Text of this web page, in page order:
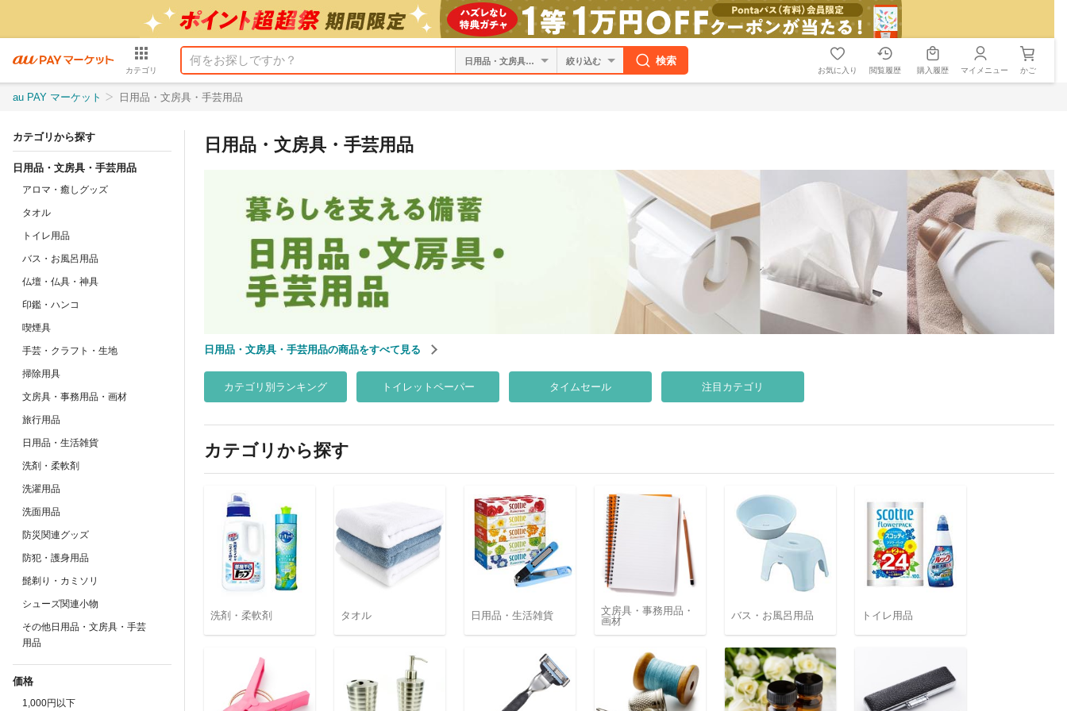
カテゴリ
絞り込む 検索
お気に入り 閲覧履歴 購入履歴 マイメニュー かご
au PAY マーケット 日用品・文房具・手芸用品
カテゴリから探す
日用品・文房具・手芸用品
アロマ・癒しグッズ
タオル
トイレ用品
バス・お風呂用品
仏壇・仏具・神具
印鑑・ハンコ
喫煙具
手芸・クラフト・生地
掃除用具
文房具・事務用品・画材
旅行用品
日用品・生活雑貨
洗剤・柔軟剤
洗濯用品
洗面用品
防災関連グッズ
防犯・護身用品
髭剃り・カミソリ
シューズ関連小物
その他日用品・文房具・手芸
用品
価格
1,000円以下
日用品・文房具・手芸用品
日用品・文房具・手芸用品の商品をすべて見る
カテゴリ別ランキング トイレットペーパー タイムセール 注目カテゴリ
カテゴリから探す
洗剤・柔軟剤 タオル 日用品・生活雑貨
文房具・事務用品・
画材
バス・お風呂用品 トイレ用品